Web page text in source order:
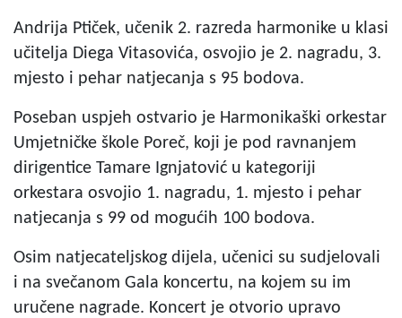
Andrija Ptiček, učenik 2. razreda harmonike u klasi
učitelja Diega Vitasovića, osvojio je 2. nagradu, 3.
mjesto i pehar natjecanja s 95 bodova.
Poseban uspjeh ostvario je Harmonikaški orkestar
Umjetničke škole Poreč, koji je pod ravnanjem
dirigentice Tamare Ignjatović u kategoriji
orkestara osvojio 1. nagradu, 1. mjesto i pehar
natjecanja s 99 od mogućih 100 bodova.
Osim natjecateljskog dijela, učenici su sudjelovali
i na svečanom Gala koncertu, na kojem su im
uručene nagrade. Koncert je otvorio upravo